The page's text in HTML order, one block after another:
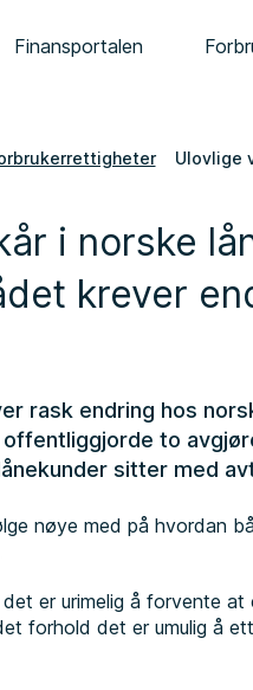
Finansportalen
Ulovlige
i norske
krever
rask endring hos
offentliggjorde to
sitter med
nøye med på hvordan
er urimelig å forvente
forhold det er umulig å